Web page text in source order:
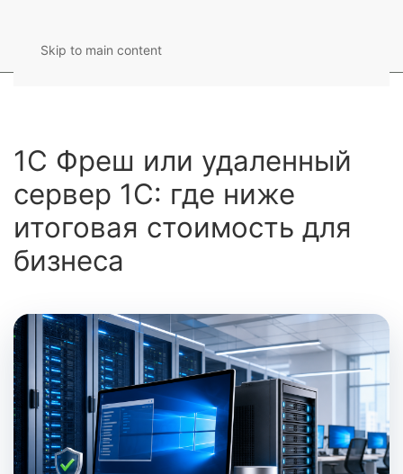
Skip to main content
1С Фреш или удаленный
сервер 1С: где ниже
итоговая стоимость для
бизнеса